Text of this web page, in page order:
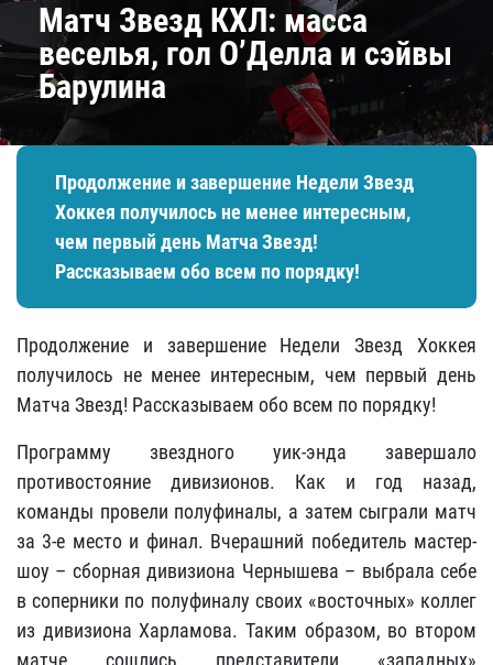
Матч Звезд КХЛ: масса
веселья, гол О’Делла и сэйвы
Барулина
Продолжение и завершение Недели Звезд
Хоккея получилось не менее интересным,
чем первый день Матча Звезд!
Рассказываем обо всем по порядку!
Продолжение и завершение Недели Звезд Хоккея
получилось не менее интересным, чем первый день
Матча Звезд! Рассказываем обо всем по порядку!
Программу звездного уик-энда завершало
противостояние дивизионов. Как и год назад,
команды провели полуфиналы, а затем сыграли матч
за 3-е место и финал. Вчерашний победитель мастер-
шоу – сборная дивизиона Чернышева – выбрала себе
в соперники по полуфиналу своих «восточных» коллег
из дивизиона Харламова. Таким образом, во втором
матче сошлись представители «западных»